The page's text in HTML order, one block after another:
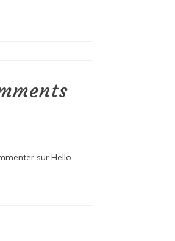
surHello